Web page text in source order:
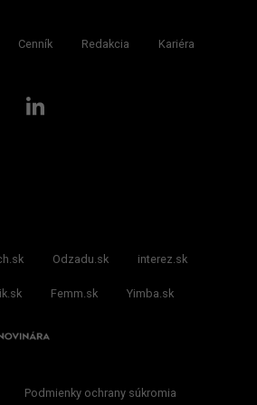
Cenník Redakcia Kariéra
Odzadu.sk interez.sk
Femm.sk Yimba.sk
Podmienky ochrany súkromia